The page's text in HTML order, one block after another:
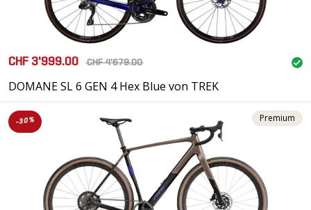
CHF 3'999.00 CHF 4'679.00
DOMANE SL 6 GEN 4 Hex Blue von TREK
-30% Premium